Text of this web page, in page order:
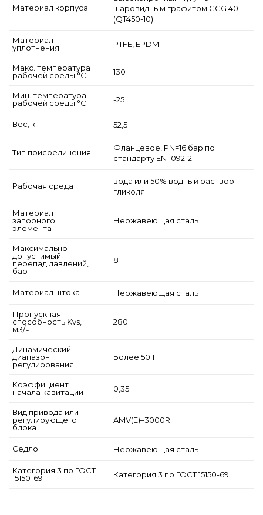
Материал корпуса
шаровидным графитом GGG 40
(QT450-10)
Материал
уплотнения
PTFE, EPDM
Макс. температура
рабочей среды °С
130
Мин. температура
рабочей среды °С
-25
Вес, кг 52,5
Тип присоединения
Фланцевое, PN=16 бар по
стандарту EN 1092-2
Рабочая среда
вода или 50% водный раствор
гликоля
Материал
запорного
элемента
Нержавеющая сталь
Максимально
допустимый
перепад давлений,
бар
8
Материал штока Нержавеющая сталь
Пропускная
способность Kvs,
м3/ч
280
Динамический
диапазон
регулирования
Более 50:1
Коэффициент
начала кавитации
0,35
Вид привода или
регулирующего
блока
AMV(E)–3000R
Седло Нержавеющая сталь
Категория 3 по ГОСТ
15150-69
Категория 3 по ГОСТ 15150-69